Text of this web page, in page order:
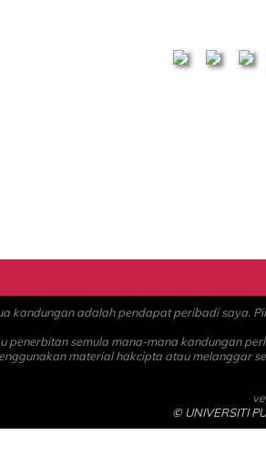
kandungan adalah pendapat peribadi saya.
penerbitan semula mana-mana kandungan
material hakcipta atau melanggar
© UNIVERSITI